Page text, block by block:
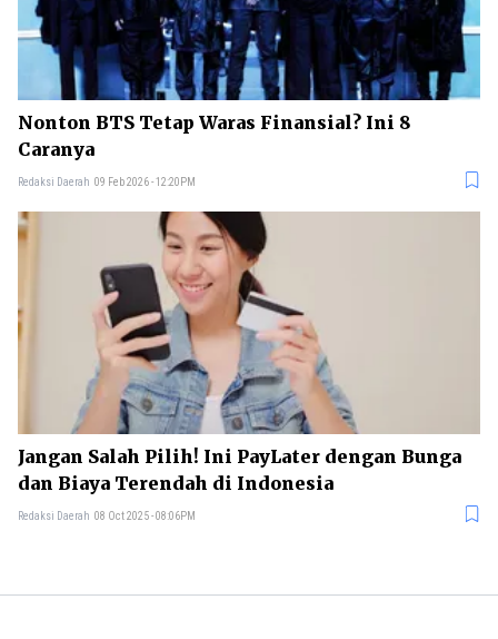
Nonton BTS Tetap Waras Finansial? Ini 8
Caranya
Redaksi Daerah 09 Feb 2026 - 12:20PM
Jangan Salah Pilih! Ini PayLater dengan Bunga
dan Biaya Terendah di Indonesia
Redaksi Daerah 08 Oct 2025 - 08:06PM